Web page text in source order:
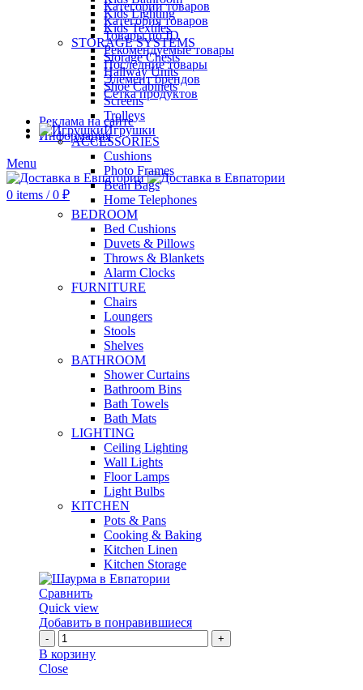
Категории товаров
Категория товаров
Товары по ID
Рекомендуемые товары
Последние товары
Элемент брендов
Сетка продуктов
Реклама на сайте
Информация
Menu
0 items / 0 ₽
Kids Lighting
Kids Textiles
STORAGE SYSTEMS
Storage Chests
Hallway Units
Shoe Cabinets
Screens
Trolleys
Игрушки
ACCESSORIES
Cushions
Photo Frames
Bean Bags
Home Telephones
BEDROOM
Bed Cushions
Duvets & Pillows
Throws & Blankets
Alarm Clocks
FURNITURE
Chairs
Loungers
Stools
Shelves
BATHROOM
Shower Curtains
Bathroom Bins
Bath Towels
Bath Mats
LIGHTING
Ceiling Lighting
Wall Lights
Floor Lamps
Light Bulbs
KITCHEN
Pots & Pans
Cooking & Baking
Kitchen Linen
Kitchen Storage
Сравнить
Quick view
Добавить в понравившиеся
Количество
Шаурма
в
В корзину
Close